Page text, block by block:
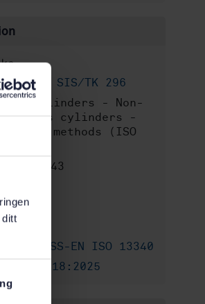
ditt
SIS/TK 296
Gas cylinders - Non-
gas cylinders -
test methods (ISO
8016943
26
SS-EN ISO 13340
ISO 11118:2025